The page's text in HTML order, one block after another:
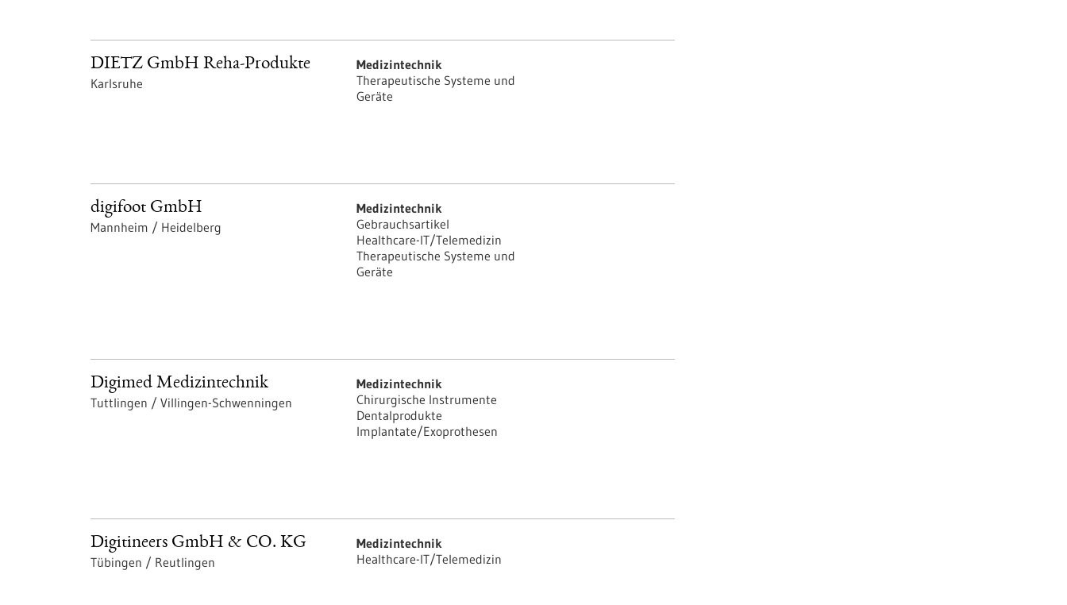
DIETZ GmbH Reha-Produkte
Karlsruhe
Medizintechnik
Therapeutische Systeme und
Geräte
digifoot GmbH
Mannheim / Heidelberg
Medizintechnik
Gebrauchsartikel
Healthcare-IT/Telemedizin
Therapeutische Systeme und
Geräte
Digimed Medizintechnik
Tuttlingen / Villingen-Schwenningen
Medizintechnik
Chirurgische Instrumente
Dentalprodukte
Implantate/Exoprothesen
Digitineers GmbH & CO. KG
Tübingen / Reutlingen
Medizintechnik
Healthcare-IT/Telemedizin